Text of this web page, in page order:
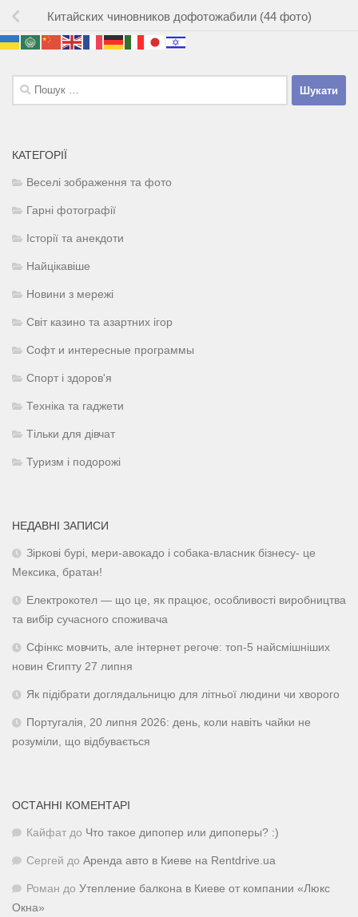
Китайских чиновников дофотожабили (44 фото)
Пошук:
КАТЕГОРІЇ
Веселі зображення та фото
Гарні фотографії
Історії та анекдоти
Найцікавіше
Новини з мережі
Світ казино та азартних ігор
Софт и интересные программы
Спорт і здоров'я
Техніка та гаджети
Тільки для дівчат
Туризм і подорожі
НЕДАВНІ ЗАПИСИ
Зіркові бурі, мери-авокадо і собака-власник бізнесу- це
Мексика, братан!
Електрокотел — що це, як працює, особливості виробництва
та вибір сучасного споживача
Сфінкс мовчить, але інтернет регоче: топ-5 найсмішніших
новин Єгипту 27 липня
Як підібрати доглядальницю для літньої людини чи хворого
Португалія, 20 липня 2026: день, коли навіть чайки не
розуміли, що відбувається
ОСТАННІ КОМЕНТАРІ
Кайфат до Что такое дипопер или дипоперы? :)
Сергей до Аренда авто в Киеве на Rentdrive.ua
Роман до Утепление балкона в Киеве от компании «Люкс
Окна»